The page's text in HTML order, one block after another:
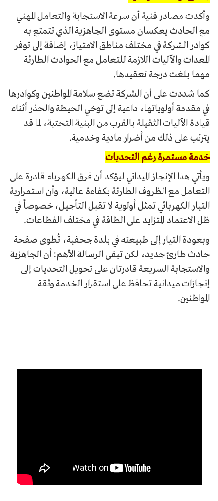
وأكدت مصادر فنية أن سرعة الاستجابة والتعامل المهني
مع الحادث يعكسان مستوى الجاهزية الذي تتمتع به
كوادر الشركة في مختلف مناطق الامتياز، إضافة إلى توفر
المعدات والآليات اللازمة للتعامل مع الحوادث الطارئة
مهما بلغت درجة تعقيدها.
كما شددت على أن الشركة تضع سلامة المواطنين وكوادرها
في مقدمة أولوياتها، داعية إلى توخي الحيطة والحذر أثناء
قيادة الآليات الثقيلة بالقرب من البنية التحتية، لما قد
يترتب على ذلك من أضرار مادية وخدمية.
خدمة مستمرة رغم التحديات
ويأتي هذا الإنجاز الميداني ليؤكد أن فرق الكهرباء قادرة على
التعامل مع الظروف الطارئة بكفاءة عالية، وأن استمرارية
التيار الكهربائي تمثل أولوية لا تقبل التأجيل، خصوصاً في
ظل الاعتماد المتزايد على الطاقة في مختلف القطاعات.
وبعودة التيار إلى طبيعته في بلدة جحفية، تُطوى صفحة
حادث طارئ جديد، لكن تبقى الرسالة الأهم: أن الجاهزية
والاستجابة السريعة قادرتان على تحويل التحديات إلى
إنجازات ميدانية تحافظ على استقرار الخدمة وثقة
المواطنين.